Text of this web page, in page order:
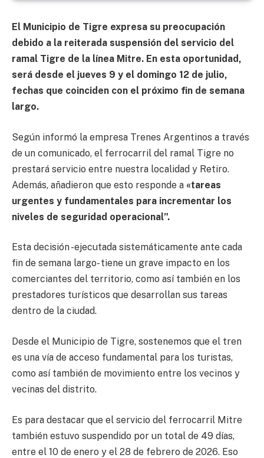
El Municipio de Tigre expresa su preocupación
debido a la reiterada suspensión del servicio del
ramal Tigre de la línea Mitre. En esta oportunidad,
será desde el jueves 9 y el domingo 12 de julio,
fechas que coinciden con el próximo fin de semana
largo.
Según informó la empresa Trenes Argentinos a través
de un comunicado, el ferrocarril del ramal Tigre no
prestará servicio entre nuestra localidad y Retiro.
Además, añadieron que esto responde a «tareas
urgentes y fundamentales para incrementar los
niveles de seguridad operacional”.
Esta decisión -ejecutada sistemáticamente ante cada
fin de semana largo- tiene un grave impacto en los
comerciantes del territorio, como así también en los
prestadores turísticos que desarrollan sus tareas
dentro de la ciudad.
Desde el Municipio de Tigre, sostenemos que el tren
es una vía de acceso fundamental para los turistas,
como así también de movimiento entre los vecinos y
vecinas del distrito.
Es para destacar que el servicio del ferrocarril Mitre
también estuvo suspendido por un total de 49 días,
entre el 10 de enero y el 28 de febrero de 2026. Eso